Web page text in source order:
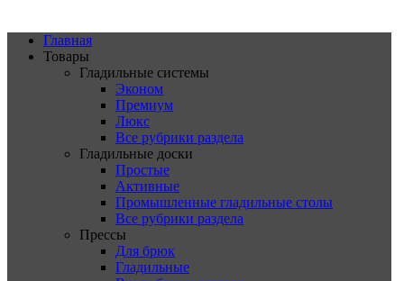
Главная
Товары
Гладильные системы
Эконом
Премиум
Люкс
Все рубрики раздела
Гладильные доски
Простые
Активные
Промышленные гладильные столы
Все рубрики раздела
Прессы
Для брюк
Гладильные